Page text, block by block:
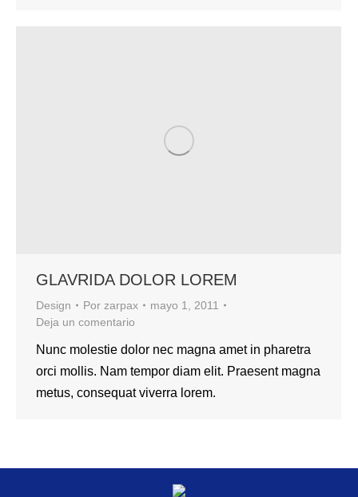
GLAVRIDA DOLOR LOREM
Design Por zarpax
mayo 1, 2011
Deja un comentario
Nunc molestie dolor nec magna amet in pharetra
orci mollis. Nam tempor diam elit. Praesent magna
metus, consequat viverra lorem.